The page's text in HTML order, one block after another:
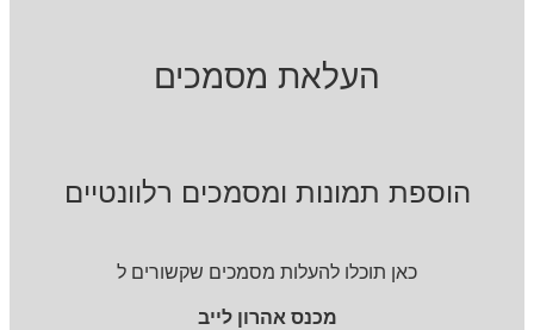
העלאת מסמכים
הוספת תמונות ומסמכים רלוונטיים
כאן תוכלו להעלות מסמכים שקשורים ל
מכנס אהרון לייב